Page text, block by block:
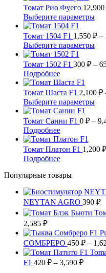
Томат Рио Фуего 12,900
Выберите параметрыЭтот
Томат 1504 F1 1,550 ₽ –
Выберите параметрыЭтот
Томат 1502 F1 300 ₽ –
ПодробнееЭтот
товар
имеет
несколько
вариаций.
Опции
можно
выбрать
на
странице
товара.
Томат Шаста F1 2,100 ₽
Выберите параметрыЭтот
Томат Санни F1 0 ₽ –
ПодробнееЭтот
товар
имеет
несколько
вариаций.
Опции
выбрать
на
странице
товара.
Томат Платон F1 1,200 ₽
ПодробнееЭтот
имеет
вариаций.
Опции
можно
странице
товара.
Популярные товары
NEYTAN AGRO 390 ₽
2,585 ₽Диапазон
цен:
300 ₽
–
2,585 ₽
СОМБРЕРО 450 ₽ –
F1 420 ₽ – 3,590 ₽